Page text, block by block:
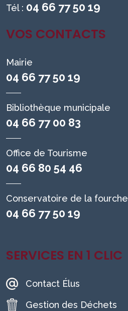
Tél : 04 66 77 50 19
VOS CONTACTS
Mairie
04 66 77 50 19
Bibliothèque municipale
04 66 77 00 83
Office de Tourisme
04 66 80 54 46
Conservatoire de la fourche
04 66 77 50 19
SERVICES EN 1 CLIC
Contact Élus
Gestion des Déchets